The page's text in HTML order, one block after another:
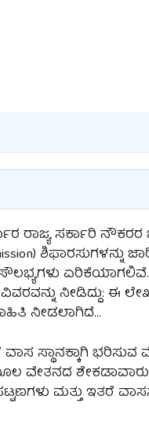
ರಾಜ್ಯ ಸರ್ಕಾರಿ ನೌಕರರ
ಶಿಫಾರಸುಗಳನ್ನು
ಏರಿಕೆಯಾಗಲಿವೆ.
ನೀಡಿದ್ದು: ಈ
ನೀಡಲಾಗಿದೆ…
ಭರಿಸುವ
ವೇತನದ
ಮತ್ತು ಇತರೆ